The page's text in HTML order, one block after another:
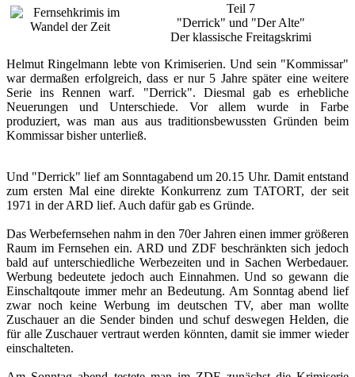
Teil 7
"Derrick" und "Der Alte"
Der klassische Freitagskrimi
Helmut Ringelmann lebte von Krimiserien. Und sein "Kommissar"
war dermaßen erfolgreich, dass er nur 5 Jahre später eine weitere
Serie ins Rennen warf. "Derrick". Diesmal gab es erhebliche
Neuerungen und Unterschiede. Vor allem wurde in Farbe
produziert, was man aus aus traditionsbewussten Gründen beim
Kommissar bisher unterließ.
Und "Derrick" lief am Sonntagabend um 20.15 Uhr. Damit entstand
zum ersten Mal eine direkte Konkurrenzzum TATORT, der seit
1971 in der ARD lief. Auch dafür gab es Gründe.
Das Werbefernsehen nahm in den 70er Jahren einen immer größeren
Raum im Fernsehen ein. ARD und ZDF beschränkten sich jedoch
bald auf unterschiedliche Werbezeiten und in Sachen Werbedauer.
Werbung bedeutete jedoch auch Einnahmen. Und so gewann die
Einschaltqoute immer mehr an Bedeutung. Am Sonntag abend lief
zwar noch keine Werbung im deutschen TV, aber man wollte
Zuschauer an die Sender binden und schuf deswegen Helden, die
für alle Zuschauer vertraut werden könnten, damit sie immer wieder
einschalteten.